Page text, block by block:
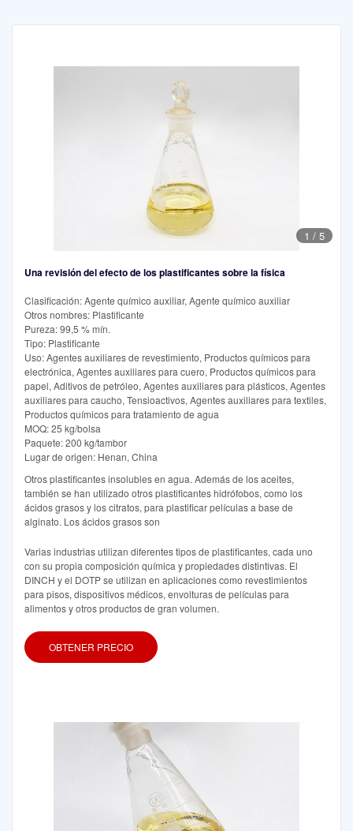
1 / 5
Una revisión del efecto de los plastificantes sobre la física
Clasificación: Agente químico auxiliar, Agente químico auxiliar
Otros nombres: Plastificante
Pureza: 99,5 % mín.
Tipo: Plastificante
Uso: Agentes auxiliares de revestimiento, Productos químicos para
electrónica, Agentes auxiliares para cuero, Productos químicos para
papel, Aditivos de petróleo, Agentes auxiliares para plásticos, Agentes
auxiliares para caucho, Tensioactivos, Agentes auxiliares para textiles,
Productos químicos para tratamiento de agua
MOQ: 25 kg/bolsa
Paquete: 200 kg/tambor
Lugar de origen: Henan, China
Otros plastificantes insolubles en agua. Además de los aceites,
también se han utilizado otros plastificantes hidrófobos, como los
ácidos grasos y los citratos, para plastificar películas a base de
alginato. Los ácidos grasos son
Varias industrias utilizan diferentes tipos de plastificantes, cada uno
con su propia composición química y propiedades distintivas. El
DINCH y el DOTP se utilizan en aplicaciones como revestimientos
para pisos, dispositivos médicos, envolturas de películas para
alimentos y otros productos de gran volumen.
OBTENER PRECIO